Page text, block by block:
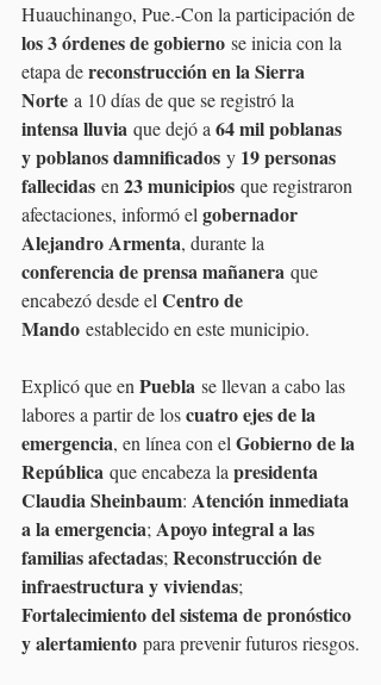
Huauchinango, Pue.-Con la participación de
los 3 órdenes de gobierno se inicia con la
etapa de reconstrucción en la Sierra
Norte a 10 días de que se registró la
intensa lluvia que dejó a 64 mil poblanas
y poblanos damnificados y 19 personas
fallecidas en 23 municipios que registraron
afectaciones, informó el gobernador
Alejandro Armenta, durante la
conferencia de prensa mañanera que
encabezó desde el Centro de
Mando establecido en este municipio.
Explicó que en Puebla se llevan a cabo las
labores a partir de los cuatro ejes de la
emergencia, en línea con el Gobierno de la
República que encabeza la presidenta
Claudia Sheinbaum: Atención inmediata
a la emergencia; Apoyo integral a las
familias afectadas; Reconstrucción de
infraestructura y viviendas;
Fortalecimiento del sistema de pronóstico
y alertamiento para prevenir futuros riesgos.